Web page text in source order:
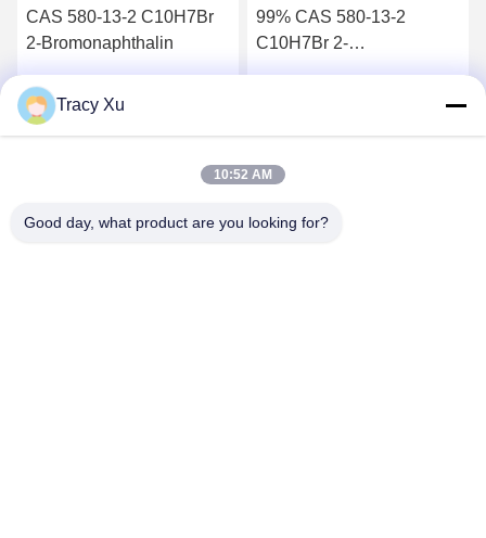
CAS 580-13-2 C10H7Br
2-Bromonaphthalin
Wir Reden Jetzt.
99% CAS 580-13-2
C10H7Br 2-
Tracy Xu
10:52 AM
Good day, what product are you looking for?